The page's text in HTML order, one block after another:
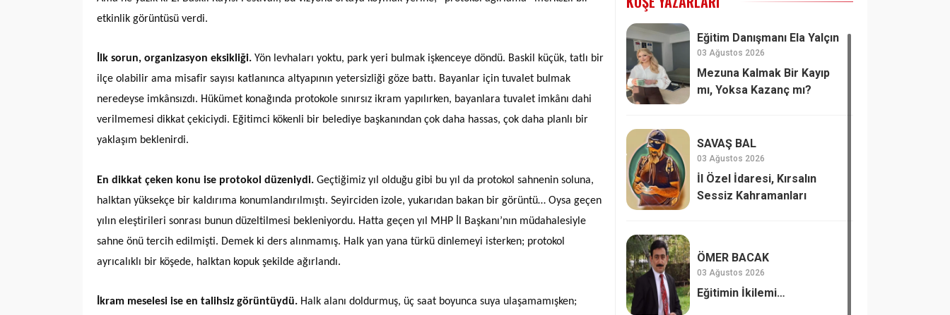
etkinlik görüntüsü verdi.
İlk sorun, organizasyon eksikliği. Yön levhaları yoktu, park yeri bulmak işkenceye döndü. Baskil küçük, tatlı bir
ilçe olabilir ama misafir sayısı katlanınca altyapının yetersizliği göze battı. Bayanlar için tuvalet bulmak
neredeyse imkânsızdı. Hükümet konağında protokole sınırsız ikram yapılırken, bayanlara tuvalet imkânı dahi
verilmemesi dikkat çekiciydi. Eğitimci kökenli bir belediye başkanından çok daha hassas, çok daha planlı bir
yaklaşım beklenirdi.
En dikkat çeken konu ise protokol düzeniydi. Geçtiğimiz yıl olduğu gibi bu yıl da protokol sahnenin soluna,
halktan yüksekçe bir kaldırıma konumlandırılmıştı. Seyirciden izole, yukarıdan bakan bir görüntü… Oysa geçen
yılın eleştirileri sonrası bunun düzeltilmesi bekleniyordu. Hatta geçen yıl MHP İl Başkanı’nın müdahalesiyle
sahne önü tercih edilmişti. Demek ki ders alınmamış. Halk yan yana türkü dinlemeyi isterken; protokol
ayrıcalıklı bir köşede, halktan kopuk şekilde ağırlandı.
İkram meselesi ise en talihsiz görüntüydü. Halk alanı doldurmuş, üç saat boyunca suya ulaşamamışken;
Eğitim Danışmanı Ela Yalçın
03 Ağustos 2026
Mezuna Kalmak Bir Kayıp
mı, Yoksa Kazanç mı?
SAVAŞ BAL
03 Ağustos 2026
İl Özel İdaresi, Kırsalın
Sessiz Kahramanları
ÖMER BACAK
03 Ağustos 2026
Eğitimin İkilemi…